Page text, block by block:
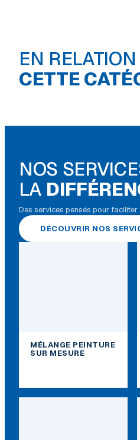
EN
CETTE
Colle, acryl &
silicone
NOS
LA
Des services pensés pour
DÉCOUVRIR NOS
MÉLANGE PEINTURE
SUR MESURE